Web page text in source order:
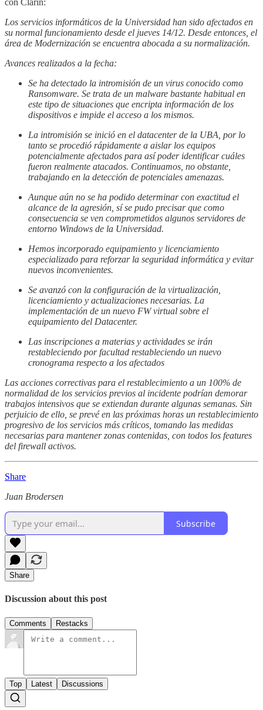
con Clarín:
Los servicios informáticos de la Universidad han sido afectados en
su normal funcionamiento desde el jueves 14/12. Desde entonces, el
área de Modernización se encuentra abocada a su normalización.
Avances realizados a la fecha:
Se ha detectado la intromisión de un virus conocido como
Ransomware. Se trata de un malware bastante habitual en
este tipo de situaciones que encripta información de los
dispositivos e impide el acceso a los mismos.
La intromisión se inició en el datacenter de la UBA, por lo
tanto se procedió rápidamente a aislar los equipos
potencialmente afectados para así poder identificar cuáles
fueron realmente atacados. Continuamos, no obstante,
trabajando en la detección de potenciales amenazas.
Aunque aún no se ha podido determinar con exactitud el
alcance de la agresión, sí se pudo precisar que como
consecuencia se ven comprometidos algunos servidores de
entorno Windows de la Universidad.
Hemos incorporado equipamiento y licenciamiento
especializado para reforzar la seguridad informática y evitar
nuevos inconvenientes.
Se avanzó con la configuración de la virtualización,
licenciamiento y actualizaciones necesarias. La
implementación de un nuevo FW virtual sobre el
equipamiento del Datacenter.
Las inscripciones a materias y actividades se irán
restableciendo por facultad restableciendo un nuevo
cronograma respecto a los afectados
Las acciones correctivas para el restablecimiento a un 100% de
normalidad de los servicios previos al incidente podrían demorar
trabajos intensivos que se extiendan durante algunas semanas. Sin
perjuicio de ello, se prevé en las próximas horas un restablecimiento
progresivo de los servicios más críticos, tomando las medidas
necesarias para mantener zonas contenidas, con todos los features
del firewall activos.
Share
Juan Brodersen
Subscribe
Share
Discussion about this post
Comments Restacks
Top Latest Discussions